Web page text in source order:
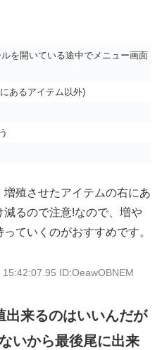
を開いている途中でメニュー画面
あるアイテム以外)
殖させたアイテムの右にあ
るので注意!なので、増や
ていくのがおすすめです。
ID:OeawOBNEM
出来るのはいいんだが
いから最後尾に出来